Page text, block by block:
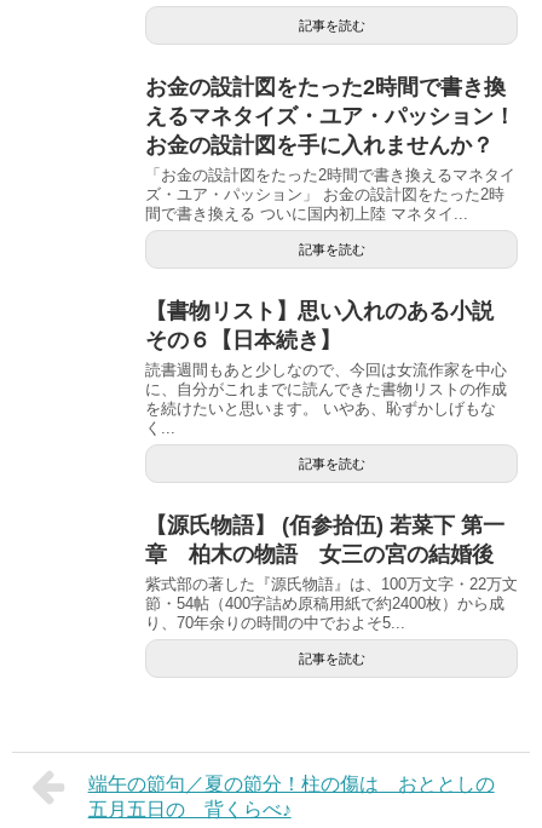
記事を読む
お金の設計図をたった2時間で書き換
えるマネタイズ・ユア・パッション！
お金の設計図を手に入れませんか？
「お金の設計図をたった2時間で書き換えるマネタイ
ズ・ユア・パッション」 お金の設計図をたった2時
間で書き換える ついに国内初上陸 マネタイ...
記事を読む
【書物リスト】思い入れのある小説
その６【日本続き】
読書週間もあと少しなので、今回は女流作家を中心
に、自分がこれまでに読んできた書物リストの作成
を続けたいと思います。 いやあ、恥ずかしげもな
く...
記事を読む
【源氏物語】 (佰参拾伍) 若菜下 第一
章 柏木の物語 女三の宮の結婚後
紫式部の著した『源氏物語』は、100万文字・22万文
節・54帖（400字詰め原稿用紙で約2400枚）から成
り、70年余りの時間の中でおよそ5...
記事を読む
端午の節句／夏の節分！柱の傷は おととしの
五月五日の 背くらべ♪